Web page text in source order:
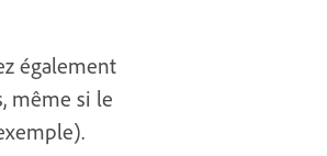
également
même si le